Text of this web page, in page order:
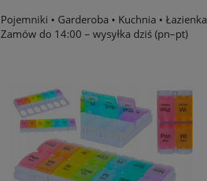
Pojemniki • Garderoba • Kuchnia • Łazienka
Zamów do 14:00 – wysyłka dziś (pn–pt)